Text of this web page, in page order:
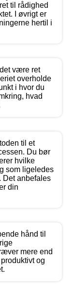
til rådighed
I øvrigt er
hertil i
være ret
overholde
i hvor du
hvad
til et
Du bør
hvilke
som ligeledes
Det anbefales
din
hånd til
mere end
og